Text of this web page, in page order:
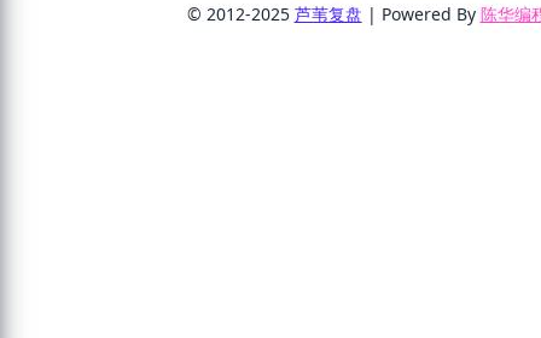
© 2012-2025 芦苇复盘 | Powered By 陈华编